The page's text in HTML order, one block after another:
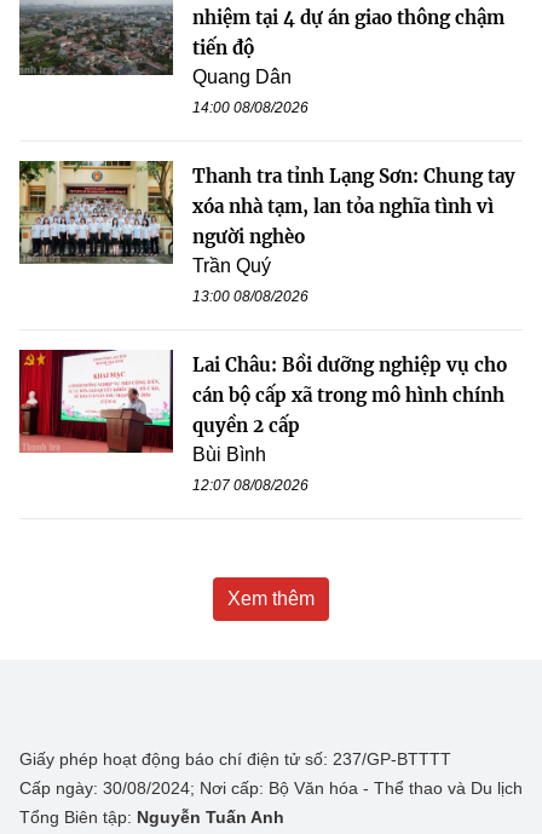
nhiệm tại 4 dự án giao thông chậm
tiến độ
Quang Dân
14:00 08/08/2026
Thanh tra tỉnh Lạng Sơn: Chung tay
xóa nhà tạm, lan tỏa nghĩa tình vì
người nghèo
Trần Quý
13:00 08/08/2026
Lai Châu: Bồi dưỡng nghiệp vụ cho
cán bộ cấp xã trong mô hình chính
quyền 2 cấp
Bùi Bình
12:07 08/08/2026
Xem thêm
Giấy phép hoạt động báo chí điện tử số: 237/GP-BTTTT
Cấp ngày: 30/08/2024; Nơi cấp: Bộ Văn hóa - Thể thao và Du lịch
Tổng Biên tập: Nguyễn Tuấn Anh